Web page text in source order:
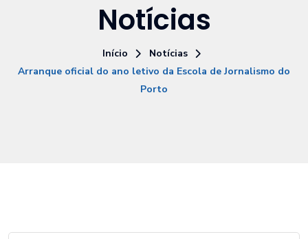
Notícias
Início
Notícias
Arranque oficial do ano letivo da Escola de Jornalismo do
Porto